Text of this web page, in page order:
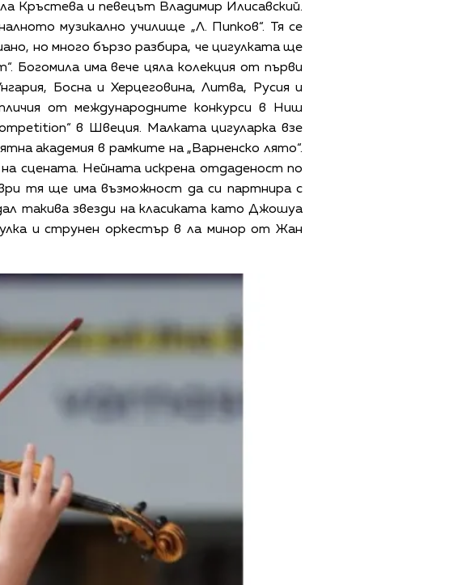
Кръстева и певецът Владимир Илисавский.
музикално училище „Л. Пипков“. Тя се
но много бързо разбира, че цигулката ще
Богомила има вече цяла колекция от първи
Босна и Херцеговина, Литва, Русия и
от международните конкурси в Ниш
в Швеция. Малката цигуларка взе
академия в рамките на „Варненско лято“.
сцената. Нейната искрена отдаденост по
тя ще има възможност да си партнира с
такива звезди на класиката като Джошуа
и струнен оркестър в ла минор от Жан